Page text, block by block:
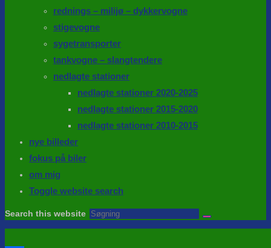
rednings – milijø – dykkervogne
stigevogne
sygetransporter
tankvogne – slangtendere
nedlagte stationer
nedlagte stationer 2020-2025
nedlagte stationer 2015-2020
nedlagte stationer 2010-2015
nye billeder
fokus på biler
om mig
Toggle website search
Search this website